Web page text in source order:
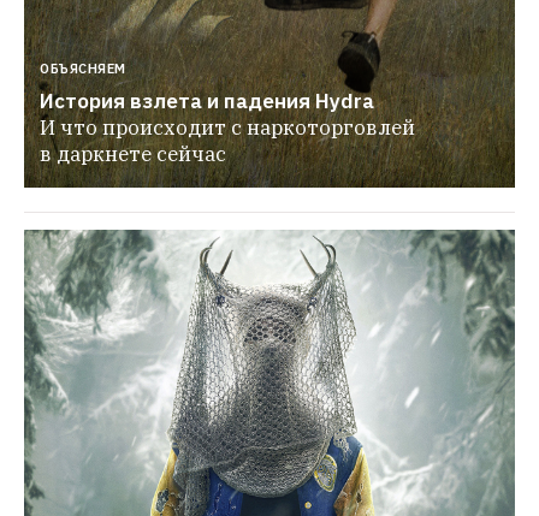
ОБЪЯСНЯЕМ
История взлета и падения Hydra
И что происходит с наркоторговлей
в даркнете сейчас